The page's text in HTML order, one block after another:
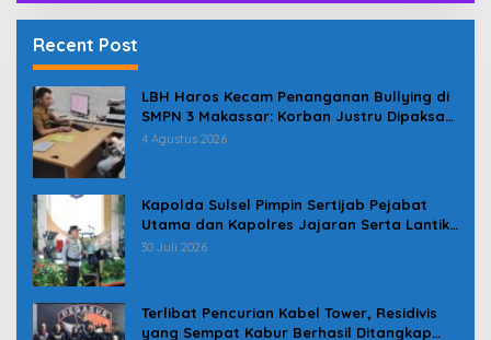
Recent Post
LBH Haros Kecam Penanganan Bullying di
SMPN 3 Makassar: Korban Justru Dipaksa
Pindah
4 Agustus 2026
Kapolda Sulsel Pimpin Sertijab Pejabat
Utama dan Kapolres Jajaran Serta Lantik
Karolog dan Kapolresta Gowa
30 Juli 2026
Terlibat Pencurian Kabel Tower, Residivis
yang Sempat Kabur Berhasil Ditangkap